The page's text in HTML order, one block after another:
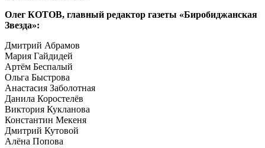
Олег КОТОВ, главный редактор газеты «Биробиджанская
Звезда»:
Дмитрий Абрамов
Мария Гайдидей
Артём Беспалый
Ольга Быстрова
Анастасия Заболотная
Данила Коростелёв
Виктория Кукланова
Константин Мекеня
Дмитрий Кутовой
Алёна Попова